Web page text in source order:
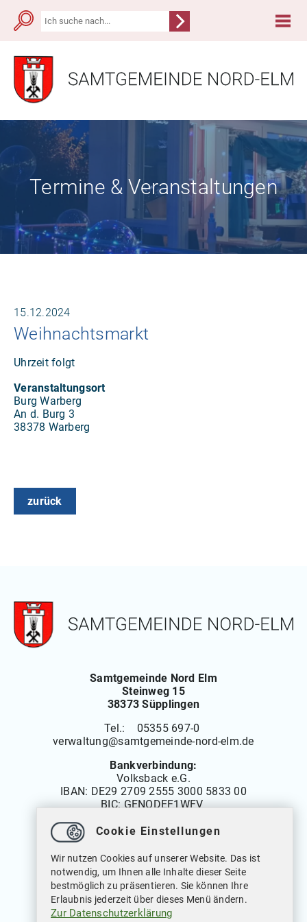
Termine & Veranstaltungen
15.12.2024
Weihnachtsmarkt
Uhrzeit folgt
Veranstaltungsort
Burg Warberg
An d. Burg 3
38378 Warberg
zurück
Samtgemeinde Nord Elm
Steinweg 15
38373 Süpplingen
Tel.: 05355 697-0
verwaltung@samtgemeinde-nord-elm.de
Bankverbindung:
Volksback e.G.
IBAN: DE29 2709 2555 3000 5833 00
BIC: GENODEF1WFV
Montag bis Freitag: 08.00 bis 12.00 Uhr
Dienstags auch von: 14.00 bis 18.00 Uhr
Mittwochs geschlossen
Cookie Einstellungen
Wir nutzen Cookies auf unserer Website. Das ist
notwendig, um Ihnen alle Inhalte dieser Seite
bestmöglich zu präsentieren. Sie können Ihre
Erlaubnis jederzeit über dieses Menü ändern.
Zur Datenschutzerklärung